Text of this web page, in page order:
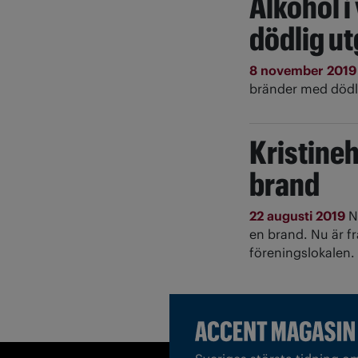
dödlig
8 november 2019
bränder med
brand
22 augusti 2019
en brand. Nu är
föreningslokalen.